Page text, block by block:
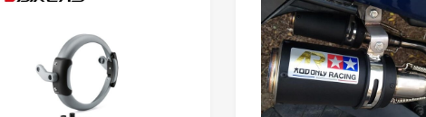
Add to Compare